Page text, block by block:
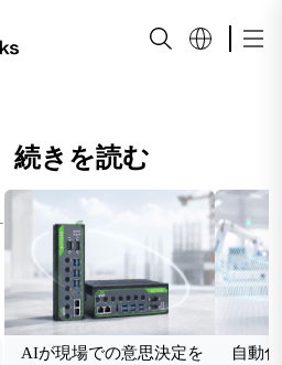
続きを読む
AIが現場での意思決定を
自動